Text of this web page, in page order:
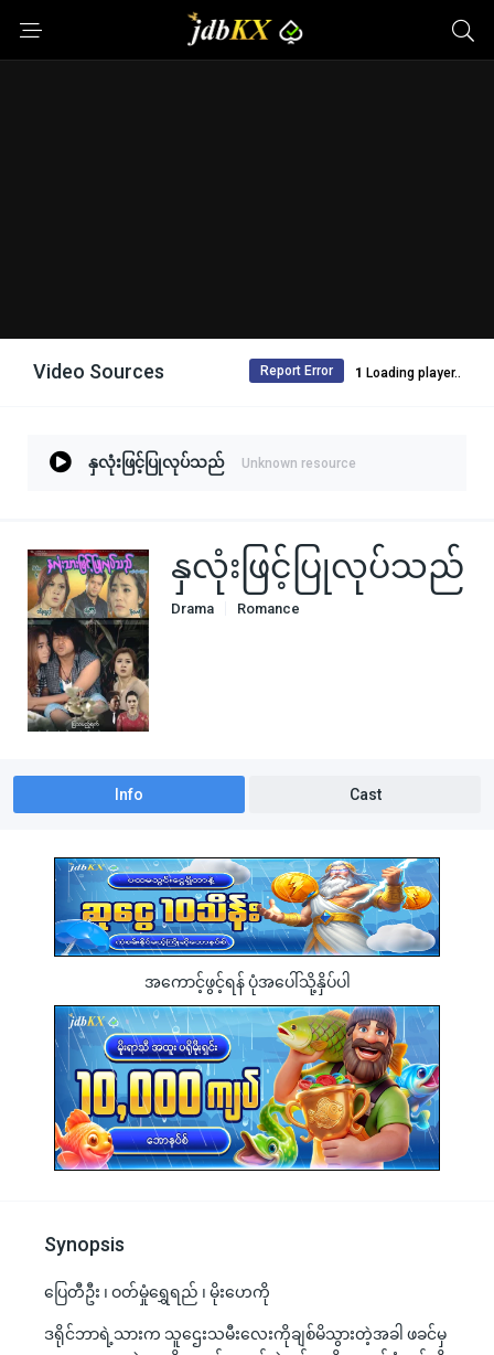
Video Sources Loading player..
Report Error
နှလုံးဖြင့်ပြုလုပ်သည် Unknown resource
နှလုံးဖြင့်ပြုလုပ်သည်
Drama Romance
Info Cast
အကောင့်ဖွင့်ရန် ပုံအပေါ်သို့နှိပ်ပါ
Synopsis
ပြေတီဦး ၊ ဝတ်မှုံရွှေရည် ၊ မိုးဟေကို
ဒရိုင်ဘာရဲ့သားက သူဌေးသမီးလေးကိုချစ်မိသွားတဲ့အခါ ဖခင်မှ